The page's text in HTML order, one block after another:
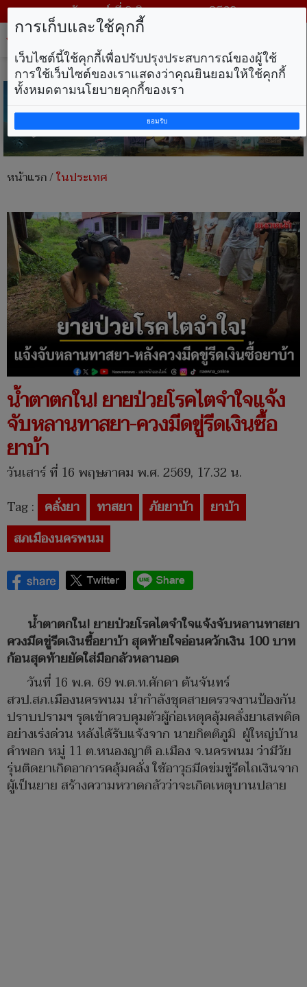
วันเสาร์ ที่ 8 สิงหาคม พ.ศ. 2569
หน้าแรก/ในประเทศ
น้ำตาตกใน! ยายป่วยโรคไตจำใจแจ้ง
จับหลานทาสยา-ควงมีดขู่รีดเงินซื้อ
ยาบ้า
วันเสาร์ ที่ 16 พฤษภาคม พ.ศ. 2569, 17.32 น.
Tag : คลั่งยา ทาสยา ภัยยาบ้า
ยาบ้า
สภเมืองนครพนม
น้ำตาตกใน! ยายป่วยโรคไตจำใจแจ้งจับหลานทาสยา
ควงมีดขู่รีดเงินซื้อยาบ้า สุดท้ายใจอ่อนควักเงิน 100 บาท
ก้อนสุดท้ายยัดใส่มือกลัวหลานอด
วันที่ 16 พ.ค. 69 พ.ต.ท.ศักดา ต้นจันทร์
สวป.สภ.เมืองนครพนม นำกำลังชุดสายตรวจงานป้องกัน
ปราบปรามฯ รุดเข้าควบคุมตัวผู้ก่อเหตุคลุ้มคลั่งยาเสพติด
อย่างเร่งด่วน หลังได้รับแจ้งจาก นายกิตติภูมิ ผู้ใหญ่บ้าน
คำพอก หมู่ 11 ต.หนองญาติ อ.เมือง จ.นครพนม ว่ามีวัย
รุ่นติดยาเกิดอาการคลุ้มคลั่ง ใช้อาวุธมีดข่มขู่รีดไถเงินจาก
ผู้เป็นยาย สร้างความหวาดกลัวว่าจะเกิดเหตุบานปลาย
การเก็บและใช้คุกกี้
เว็บไซต์นี้ใช้คุกกี้เพื่อปรับปรุงประสบการณ์ของผู้ใช้
การใช้เว็บไซต์ของเราแสดงว่าคุณยินยอมให้ใช้คุกกี้
ทั้งหมดตามนโยบายคุกกี้ของเรา
ยอมรับ